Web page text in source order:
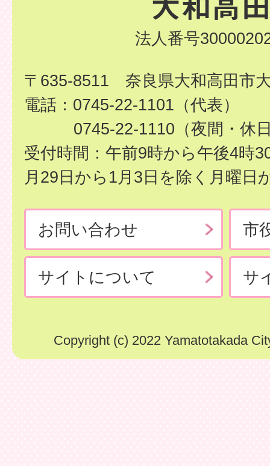
法人番号
〒635-8511 奈良県大和高田市
電話：0745-22-1101（代表）
0745-22-1110（夜間・休
受付時間：午前9時から午後4時
月29日から1月3日を除く月曜日
お問い合わせ 市
サイトについて サ
Copyright (c) 2022 Yamatotakada